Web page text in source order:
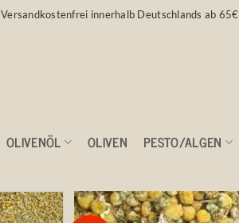
Zum
Versandkostenfrei innerhalb Deutschlands ab 65€
OLIVENÖL OLIVEN PESTO/ALGEN